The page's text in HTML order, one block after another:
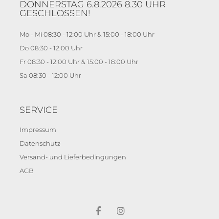
DONNERSTAG 6.8.2026 8.30 UHR
GESCHLOSSEN!
Mo - Mi 08:30 - 12:00 Uhr & 15:00 - 18:00 Uhr
Do 08:30 - 12.00 Uhr
Fr 08:30 - 12:00 Uhr & 15:00 - 18:00 Uhr
Sa 08:30 - 12:00 Uhr
SERVICE
Impressum
Datenschutz
Versand- und Lieferbedingungen
AGB